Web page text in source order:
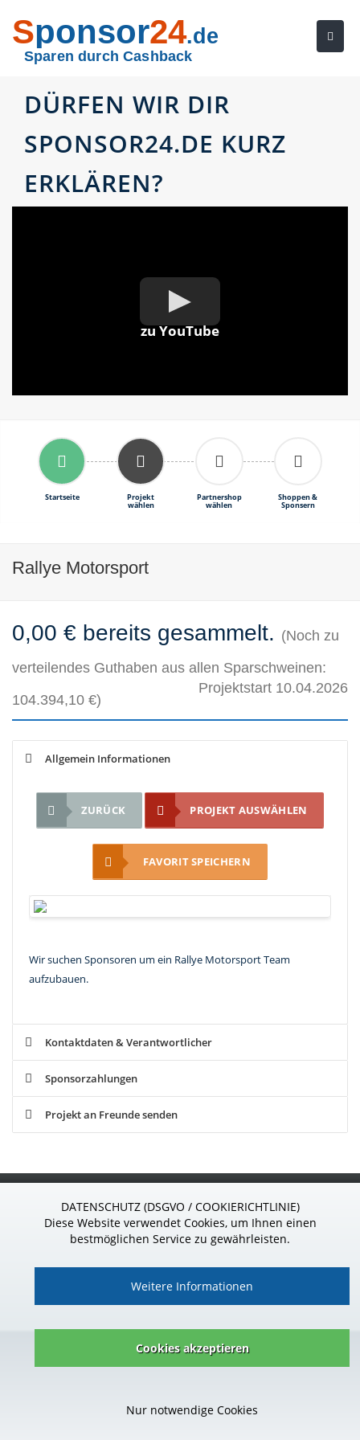
Sponsor24.de
Sparen durch Cashback
DÜRFEN WIR DIR
SPONSOR24.DE KURZ
ERKLÄREN?
Startseite Projekt
wählen
Partnershop
wählen
Shoppen &
Sponsern
Rallye Motorsport
0,00 € bereits gesammelt. (Noch zu
verteilendes Guthaben aus allen Sparschweinen:
104.394,10 €)
Projektstart 10.04.2026
Allgemein Informationen
ZURÜCK PROJEKT AUSWÄHLEN
FAVORIT SPEICHERN
Wir suchen Sponsoren um ein Rallye Motorsport Team
aufzubauen.
Kontaktdaten & Verantwortlicher
Sponsorzahlungen
Projekt an Freunde senden
Wir sind gern für Sie da!
Telefon: 037296 - 927 39 85
Impressum|Datenschutz|Kontakt|AGB|Vertrag widerrufen
© Copyright Mr-Money Software GmbH 2026
Inhaber.
DATENSCHUTZ (DSGVO / COOKIERICHTLINIE)
Diese Website verwendet Cookies, um Ihnen einen
bestmöglichen Service zu gewährleisten.
Weitere Informationen
Cookies akzeptieren
Nur notwendige Cookies